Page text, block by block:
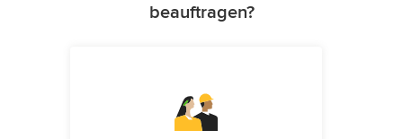
beauftragen?